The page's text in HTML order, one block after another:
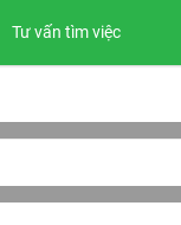
Tư vấn tìm việc